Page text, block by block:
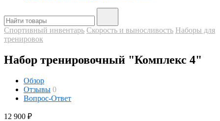
Спортивный инвентарь Скорость и выносливость Наборы для
тренировок
Набор тренировочный "Комплекс 4"
Обзор
Отзывы 0
Вопрос-Ответ
12 900 ₽